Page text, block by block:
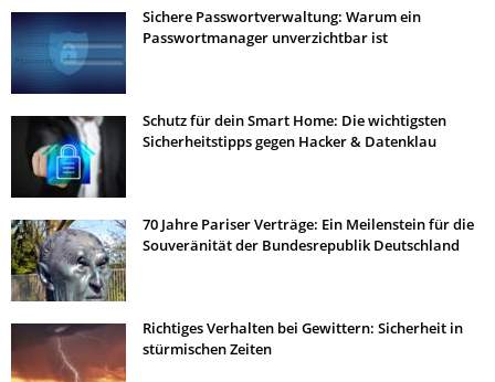
Sichere Passwortverwaltung: Warum ein
Passwortmanager unverzichtbar ist
Schutz für dein Smart Home: Die wichtigsten
Sicherheitstipps gegen Hacker & Datenklau
70 Jahre Pariser Verträge: Ein Meilenstein für die
Souveränität der Bundesrepublik Deutschland
Richtiges Verhalten bei Gewittern: Sicherheit in
stürmischen Zeiten